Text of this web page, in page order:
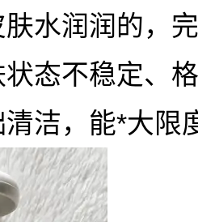
水润润的，
态不稳定、
洁，能*大限